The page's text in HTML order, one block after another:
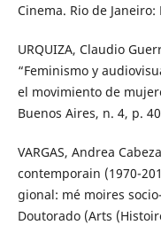
Cinema. Rio de
URQUIZA, Claudio
“Feminismo y
el movimiento de
Buenos Aires, n. 4, p.
VARGAS, Andrea
contemporain (1970-
gional: mé moires
Doutorado (Arts